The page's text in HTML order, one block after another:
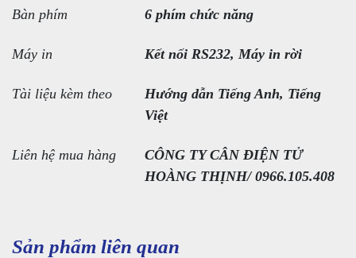
Bàn phím 6 phím chức năng
Máy in Kết nối RS232, Máy in rời
Tài liệu kèm theo
Hướng dẫn Tiếng Anh, Tiếng
Việt
Liên hệ mua hàng
CÔNG TY CÂN ĐIỆN TỬ
HOÀNG THỊNH/ 0966.105.408
Sản phẩm liên quan